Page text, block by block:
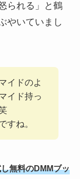
られる」と鶴
やいていまし
イドのよ
イド持っ
すね。
無料のDMMブッ